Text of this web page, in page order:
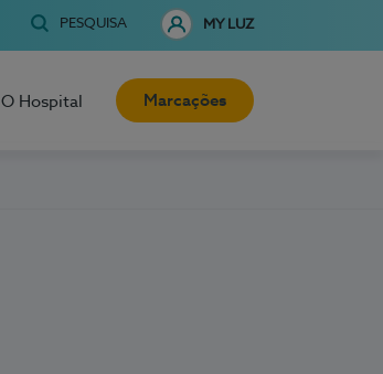
PESQUISA MY LUZ
O Hospital Marcações